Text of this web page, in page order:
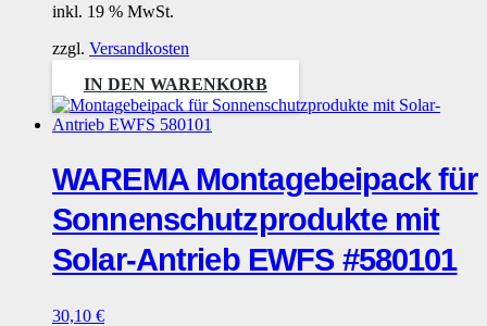
inkl. 19 % MwSt.
zzgl. Versandkosten
IN DEN WARENKORB
WAREMA Montagebeipack für
Sonnenschutzprodukte mit
Solar-Antrieb EWFS #580101
30,10 €